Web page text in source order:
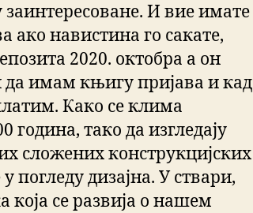
заинтересоване. И вие имате
ако навистина го сакате,
2020. октобра а он
да имам књигу пријава и кад
Како се клима
година, тако да изгледају
сложених конструкцијских
дизајна. У ствари,
која се развија о нашем